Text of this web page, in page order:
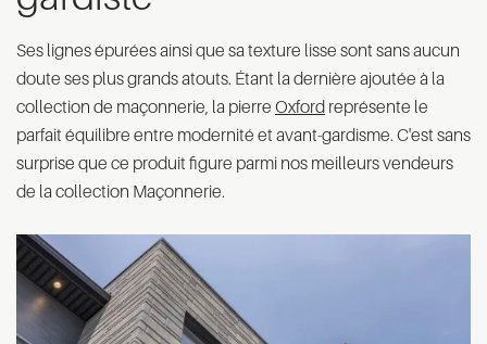
Ses lignes épurées ainsi que sa texture lisse sont sans aucun
doute ses plus grands atouts. Étant la dernière ajoutée à la
collection de maçonnerie, la pierre Oxford représente le
parfait équilibre entre modernité et avant-gardisme. C'est sans
surprise que ce produit figure parmi nos meilleurs vendeurs
de la collection Maçonnerie.